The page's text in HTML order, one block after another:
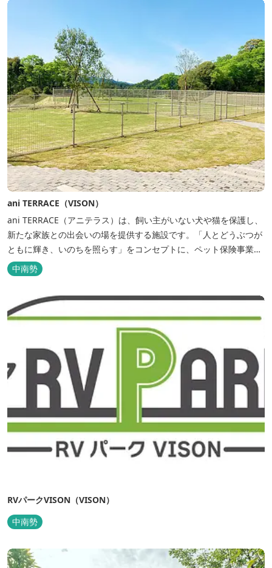
ani TERRACE（VISON）
ani TERRACE（アニテラス）は、飼い主がいない犬や猫を保護し、
新たな家族との出会いの場を提供する施設です。「人とどうぶつが
ともに輝き、いのちを照らす」をコンセプトに、ペット保険事業を
行うアニコムグループが運営します。また、本施設では、飼い主様
と一緒にVISONへ訪れたペットを一時的にお預かりするペットホテ
ルをご用意しているほか、広々...
中南勢
RVパークVISON（VISON）
中南勢